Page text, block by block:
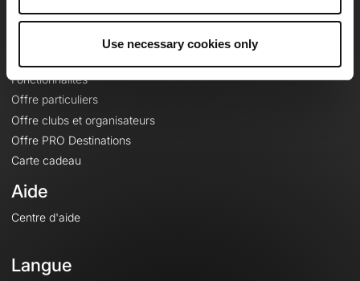
Use necessary cookies only
Fonctionnalités
Offre particuliers
Offre clubs et organisateurs
Offre PRO Destinations
Carte cadeau
Aide
Centre d'aide
Langue